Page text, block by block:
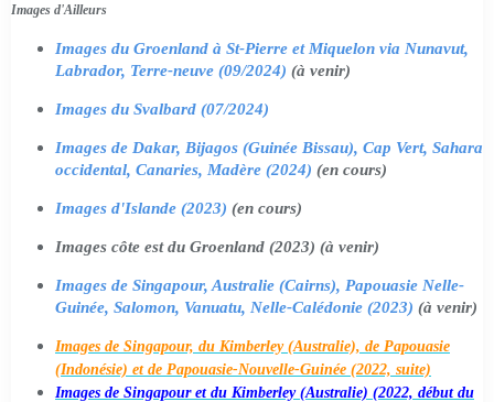
Images d'Ailleurs
Images du Groenland à St-Pierre et Miquelon via Nunavut,
Labrador, Terre-neuve (09/2024) (à venir)
Images du Svalbard (07/2024)
Images de Dakar, Bijagos (Guinée Bissau), Cap Vert, Sahara
occidental, Canaries, Madère (2024) (en cours)
Images d'Islande (2023) (en cours)
Images côte est du Groenland (2023) (à venir)
Images de Singapour, Australie (Cairns), Papouasie Nelle-
Guinée, Salomon, Vanuatu, Nelle-Calédonie (2023) (à venir)
Images de Singapour, du Kimberley (Australie), de Papouasie
(Indonésie) et de Papouasie-Nouvelle-Guinée (2022, suite)
Images de Singapour et du Kimberley (Australie) (2022, début du